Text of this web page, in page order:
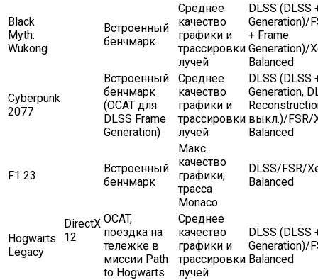
DirectX
12
Black
Myth:
Wukong
Встроенный
бенчмарк
Среднее
качество
графики и
трассировки
лучей
DLSS (DLSS
Generation)/
+ Frame
Generation)/
Balanced
Cyberpunk
2077
Встроенный
бенчмарк
(OCAT для
DLSS Frame
Generation)
Среднее
качество
графики и
трассировки
лучей
DLSS (DLSS
Generation,
выкл.)/FSR/
Balanced
F1 23
Встроенный
бенчмарк
Макс.
качество
графики;
трасса
Monaco
DLSS/FSR/
Balanced
Hogwarts
Legacy
OCAT,
поездка на
тележке в
миссии Path
to Hogwarts
Среднее
качество
графики и
трассировки
лучей
DLSS (DLSS
Generation)/
Balanced